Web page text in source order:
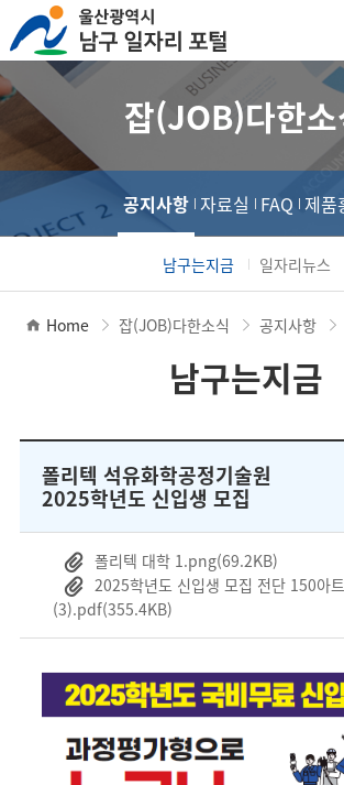
잡(JOB)다한소
공지사항
남구는지금 일자리뉴스
자료실 FAQ 제품
Home 잡(JOB)다한소식 공지사항
남구는지금
폴리텍 석유화학공정기술원
2025학년도 신입생 모집
폴리텍 대학 1.png(69.2KB)
2025학년도 신입생 모집 전단 150아트
(3).pdf(355.4KB)